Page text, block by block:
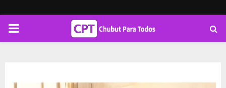
PRIMARY